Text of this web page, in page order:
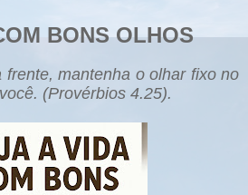
BONS OLHOS
frente, mantenha o olhar fixo no
(Provérbios 4.25).